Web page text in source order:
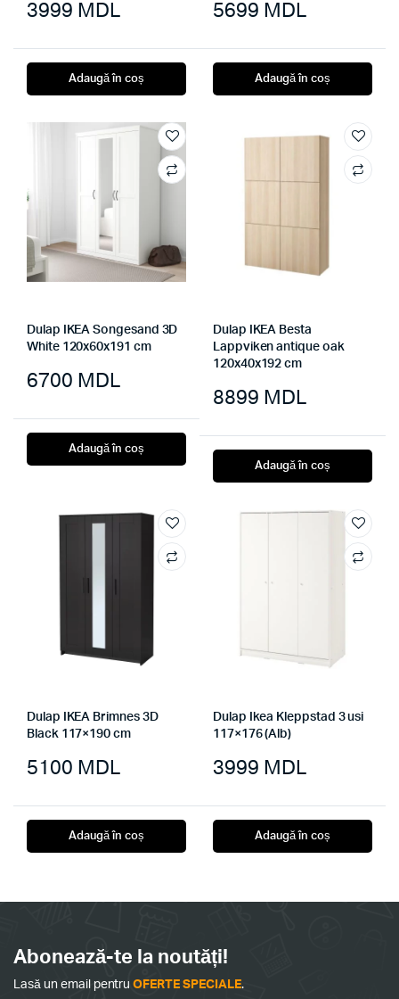
3999 MDL
Adaugă în coș
5699 MDL
Adaugă în coș
Dulap IKEA Songesand 3D
White 120x60x191 cm
6700 MDL
Adaugă în coș
Dulap IKEA Besta
Lappviken antique oak
120x40x192 cm
8899 MDL
Adaugă în coș
Dulap IKEA Brimnes 3D
Black 117×190 cm
5100 MDL
Adaugă în coș
Dulap Ikea Kleppstad 3 usi
117×176 (Alb)
3999 MDL
Adaugă în coș
Abonează-te la noutăți!
Lasă un email pentruOFERTE SPECIALE.